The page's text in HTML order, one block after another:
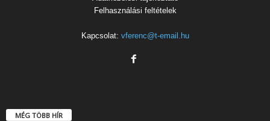
Felhasználási feltételek
Kapcsolat: vferenc@t-email.hu
MÉG TÖBB HÍR